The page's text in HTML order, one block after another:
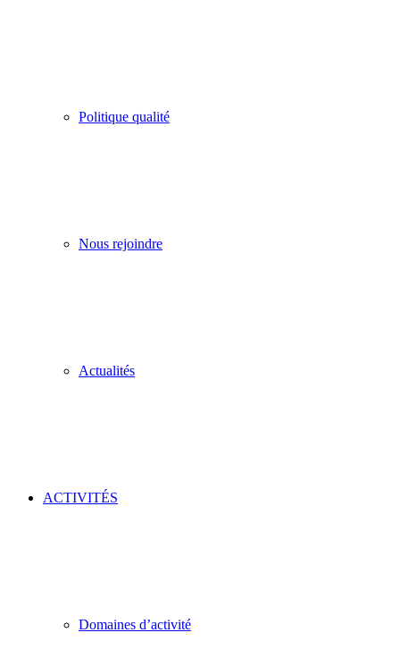
Politique qualité
Nous rejoindre
Actualités
ACTIVITÉS
Domaines d’activité